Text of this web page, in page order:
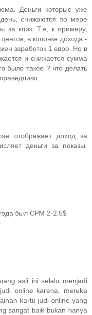
Деньги которые уже
снижаются по мере
за клик. Т.е, к примеру,
в колонке дохода -
заработок 1 евро. Но в
и снижается сумма
было такое ? что делать
отображает доход за
деньги за показы.
был CPM 2-2.5$
asli ini selalu menjadi
online karena, mereka
kartu judi online yang
sangat baik bukan hanya